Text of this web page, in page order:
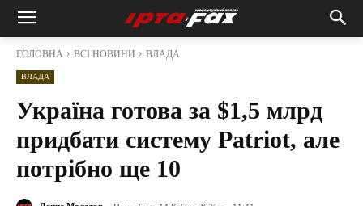
ГОЛОВНА ВСІ НОВИНИ ВЛАДА
ВЛАДА
Україна готова за $1,5 млрд
придбати систему Patriot, але
потрібно ще 10